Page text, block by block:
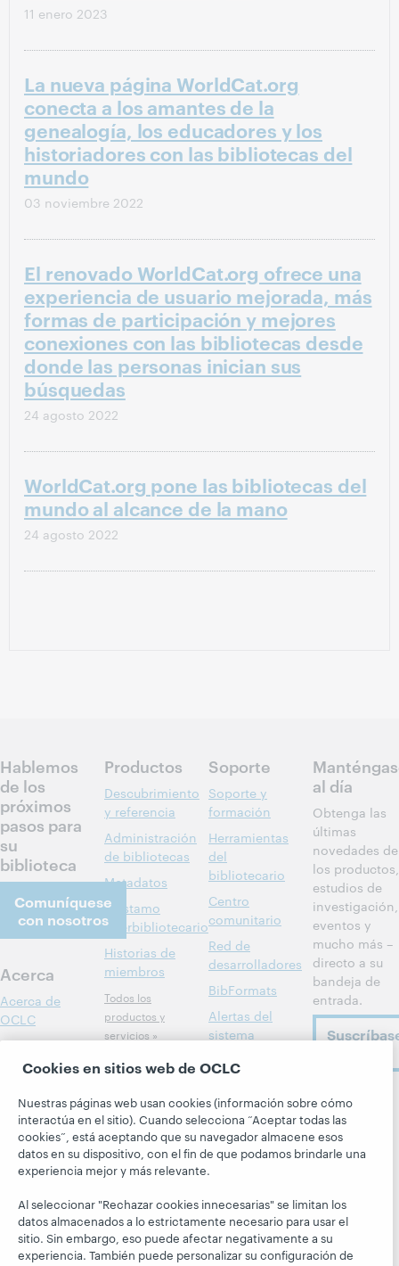
11 enero 2023
La nueva página WorldCat.org
conecta a los amantes de la
genealogía, los educadores y los
historiadores con las bibliotecas del
mundo
03 noviembre 2022
El renovado WorldCat.org ofrece una
experiencia de usuario mejorada, más
formas de participación y mejores
conexiones con las bibliotecas desde
donde las personas inician sus
búsquedas
24 agosto 2022
WorldCat.org pone las bibliotecas del
mundo al alcance de la mano
24 agosto 2022
Hablemos
de los
próximos
pasos para
su
biblioteca
Comuníquese
con nosotros
Acerca
Acerca de
OCLC
Carreras
Respeto y
Aspectos
financieros
Dirección
Trust Center
Productos
Descubrimiento
y referencia
Administración
de bibliotecas
Metadatos
Préstamo
interbibliotecario
Historias de
miembros
Todos los
productos y
servicios »
Aprenda
WebJunction
Eventos
Seminarios
Soporte
Soporte y
formación
Herramientas
del
bibliotecario
Centro
comunitario
Red de
desarrolladores
BibFormats
Alertas del
sistema
Blogs
El blog
Hanging
Together
President's
Leadership
blog
al día
Obtenga las
últimas
novedades de
los productos,
estudios de
investigación,
eventos y
mucho más –
directo a su
bandeja de
entrada.
Siga a
OCLC
Cookies en sitios web de OCLC
Nuestras páginas web usan cookies (información sobre cómo
interactúa en el sitio). Cuando selecciona “Aceptar todas las
cookies”, está aceptando que su navegador almacene esos
datos en su dispositivo, con el fin de que podamos brindarle una
experiencia mejor y más relevante.
Al seleccionar "Rechazar cookies innecesarias" se limitan los
datos almacenados a lo estrictamente necesario para usar el
sitio. Sin embargo, eso puede afectar negativamente a su
experiencia. También puede personalizar su configuración de